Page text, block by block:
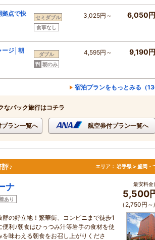
拠点で快
セミダブル
食事なし
3,025円～ 6,050
ージ│朝
ダブル
朝のみ
4,595円～ 9,190
宿泊プランをもっとみる（13
なパック旅行はコチラ
ラン一覧へ 航空券付プラン一覧へ
♪ エリア： 岩手県 > 盛岡・
ナ
あり
の好立地！繁華街、コンビニまで徒歩1
利♪朝食はひっつみ汁等岩手の食材を使
味わえる朝食をお召し上がりくださ
最安料金
5,500
（2,750円～/